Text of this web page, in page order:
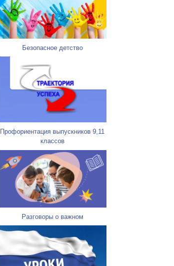
Безопасное детство
Профориентация выпускников 9,11
классов
Разговоры о важном